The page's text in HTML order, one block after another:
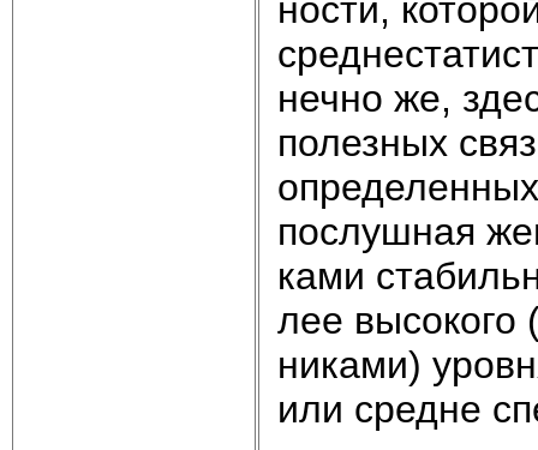
но­сти,
неч­но же,
по­лез­ных
пос­луш­ная
ка­ми
лее
ни­ка­ми)
или средне